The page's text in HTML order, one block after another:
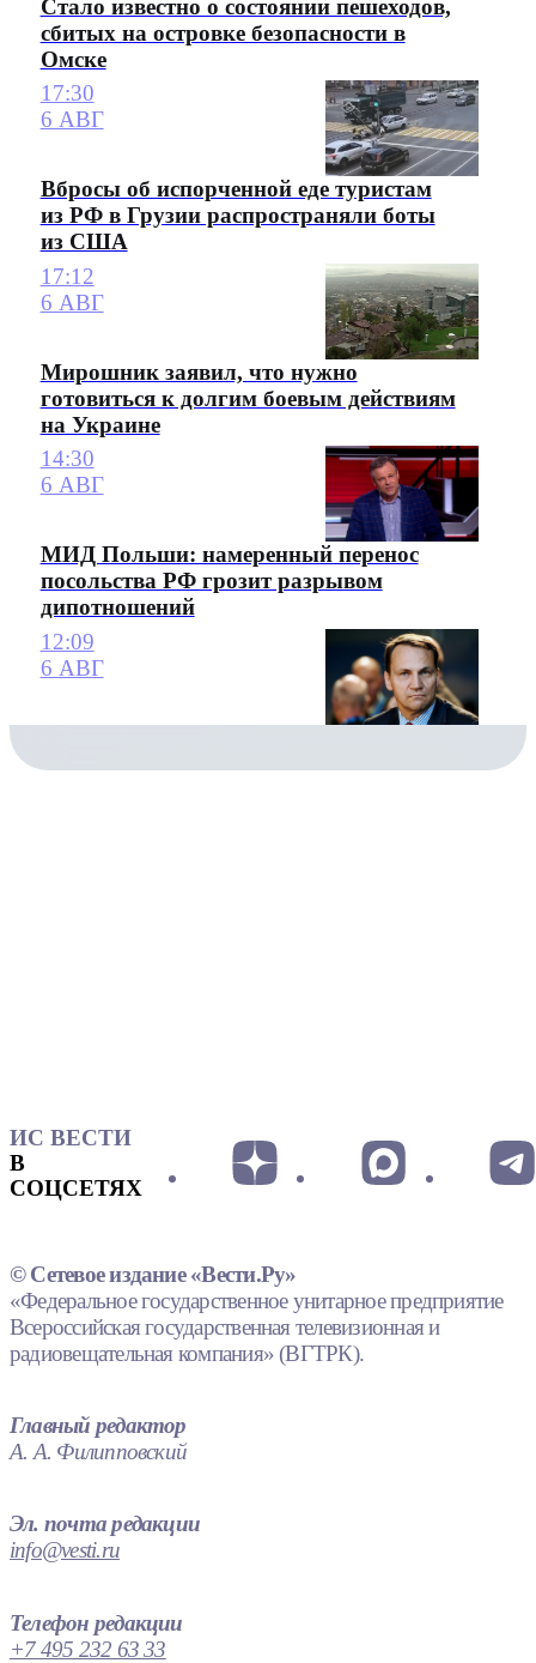
Стало известно о состоянии пешеходов,
сбитых на островке безопасности в
Омске
17:30
6 АВГ
Вбросы об испорченной еде туристам
из РФ в Грузии распространяли боты
из США
17:12
6 АВГ
Мирошник заявил, что нужно
готовиться к долгим боевым действиям
на Украине
14:30
6 АВГ
МИД Польши: намеренный перенос
посольства РФ грозит разрывом
дипотношений
12:09
6 АВГ
ИС ВЕСТИ
В
СОЦСЕТЯХ
© Сетевое издание «Вести.Ру»
«Федеральное государственное унитарное предприятие
Всероссийская государственная телевизионная и
радиовещательная компания» (ВГТРК).
Главный редактор
А. А. Филипповский
Эл. почта редакции
info@vesti.ru
Телефон редакции
+7 495 232 63 33